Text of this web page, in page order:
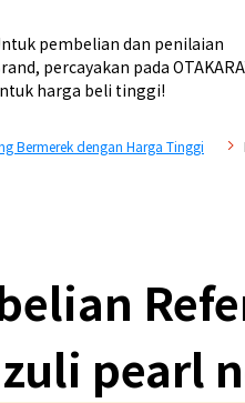
pembelian dan penilaian
percayakan pada
harga beli tinggi!
Bermerek dengan Harga Tinggi
pearl